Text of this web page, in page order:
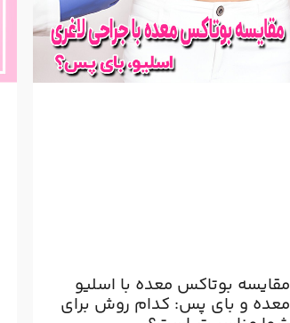
مقایسه بوتاکس معده با اسلیو
معده و بای پس: کدام روش برای